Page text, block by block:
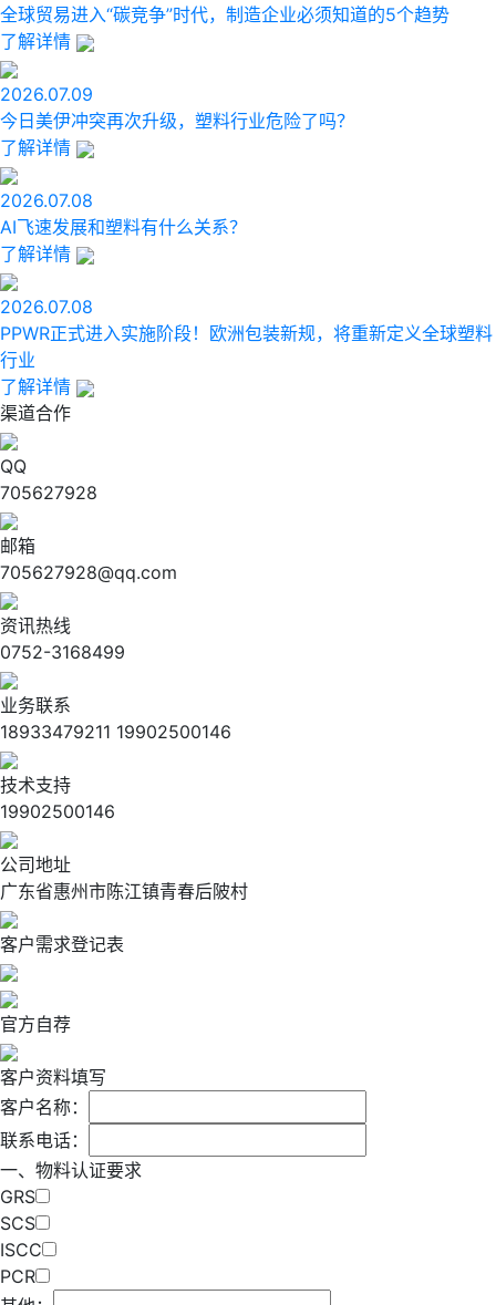
全球贸易进入“碳竞争”时代，制造企业必须知道的5个趋势
了解详情
2026.07.09
今日美伊冲突再次升级，塑料行业危险了吗？
了解详情
2026.07.08
AI飞速发展和塑料有什么关系？
了解详情
2026.07.08
PPWR正式进入实施阶段！欧洲包装新规，将重新定义全球塑料
行业
了解详情
渠道合作
QQ
705627928
邮箱
705627928@qq.com
资讯热线
0752-3168499
业务联系
18933479211 19902500146
技术支持
19902500146
公司地址
广东省惠州市陈江镇青春后陂村
客户需求登记表
官方自荐
客户资料填写
客户名称：
联系电话：
一、物料认证要求
GRS
SCS
ISCC
PCR